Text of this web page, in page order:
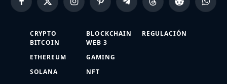
FacebookX
(Twitter)
InstagramPinterestTelegramThreads Reddit
CRYPTO
BITCOIN
ETHEREUM
SOLANA
BLOCKCHAIN
WEB 3
GAMING
NFT
REGULACIÓN